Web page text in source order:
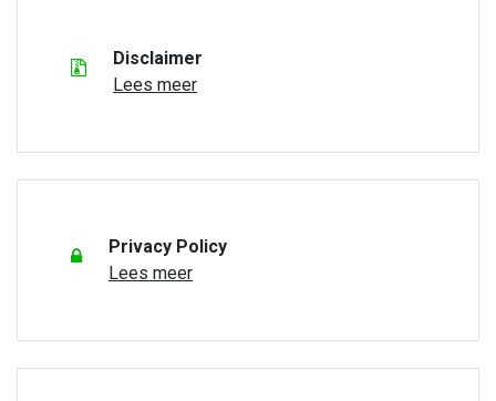
Disclaimer
Lees meer
Privacy Policy
Lees meer